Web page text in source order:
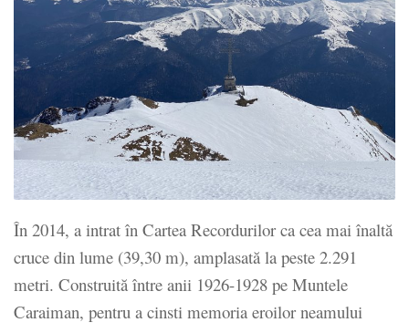
În 2014, a intrat în Cartea Recordurilor ca cea mai înaltă
cruce din lume (39,30 m), amplasată la peste 2.291
metri. Construită între anii 1926-1928 pe Muntele
Caraiman, pentru a cinsti memoria eroilor neamului